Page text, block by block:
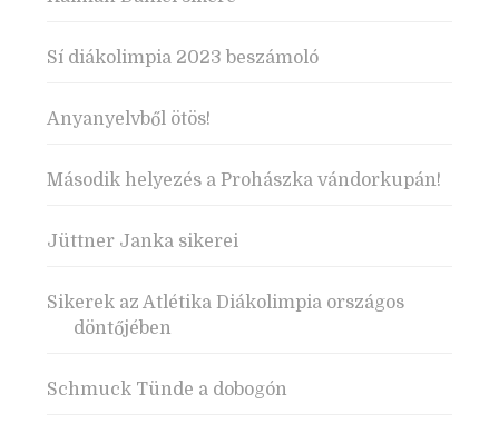
Sí diákolimpia 2023 beszámoló
Anyanyelvből ötös!
Második helyezés a Prohászka vándorkupán!
Jüttner Janka sikerei
Sikerek az Atlétika Diákolimpia országos
döntőjében
Schmuck Tünde a dobogón